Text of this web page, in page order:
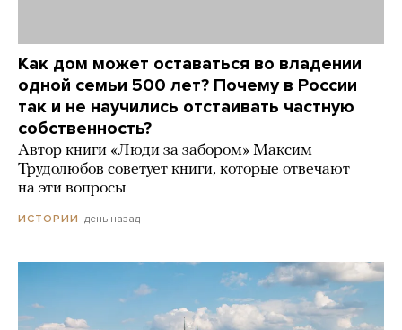
Как дом может оставаться во владении
одной семьи 500 лет? Почему в России
так и не научились отстаивать частную
собственность?
Автор книги «Люди за забором» Максим
Трудолюбов советует книги, которые отвечают
на эти вопросы
ИСТОРИИ день назад